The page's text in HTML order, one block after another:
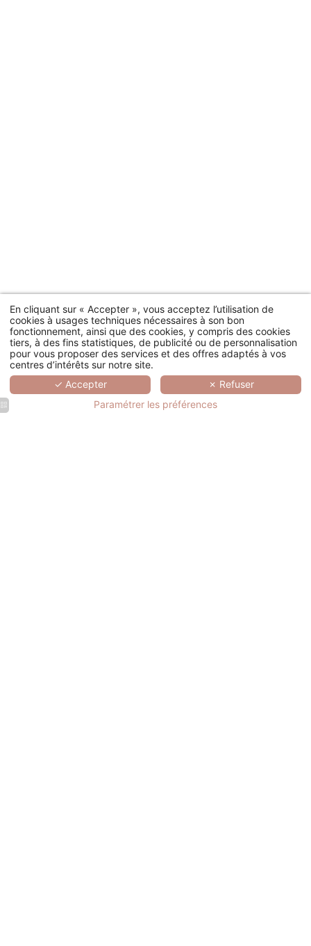
En cliquant sur « Accepter », vous acceptez l’utilisation de
cookies à usages techniques nécessaires à son bon
fonctionnement, ainsi que des cookies, y compris des cookies
tiers, à des fins statistiques, de publicité ou de personnalisation
pour vous proposer des services et des offres adaptés à vos
centres d’intérêts sur notre site.
✓ Accepter
✗ Refuser
Paramétrer les préférences